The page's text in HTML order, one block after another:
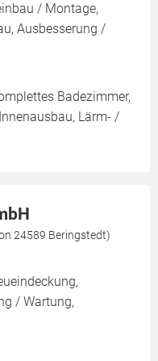
/ Montage,
Ausbesserung /
Badezimmer,
Lärm- /
24589 Beringstedt)
/ Wartung,